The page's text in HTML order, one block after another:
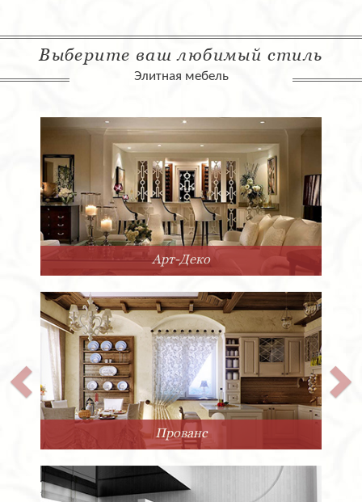
Выберите ваш любимый стиль
Элитная мебель
Арт-Деко
Прованс